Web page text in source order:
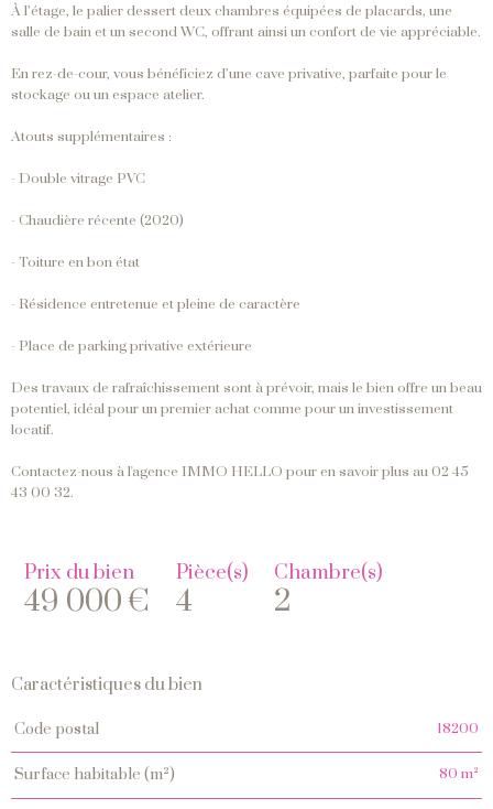
À l’étage, le palier dessert deux chambres équipées de placards, une
salle de bain et un second WC, offrant ainsi un confort de vie appréciable.
En rez-de-cour, vous bénéficiez d’une cave privative, parfaite pour le
stockage ou un espace atelier.
Atouts supplémentaires :
- Double vitrage PVC
- Chaudière récente (2020)
- Toiture en bon état
- Résidence entretenue et pleine de caractère
- Place de parking privative extérieure
Des travaux de rafraîchissement sont à prévoir, mais le bien offre un beau
potentiel, idéal pour un premier achat comme pour un investissement
locatif.
Contactez-nous à l'agence IMMO HELLO pour en savoir plus au 02 45
43 00 32.
Prix du bien
49 000 €
Pièce(s)
4
Chambre(s)
2
Caractéristiques du bien
Caractéristiques
code postal 18200
surface habitable (m²) 80 m²